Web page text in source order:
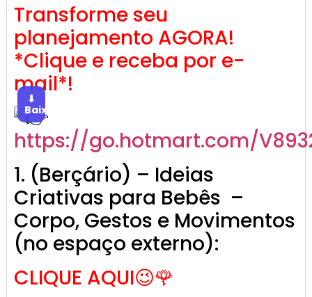
Transforme seu
planejamento AGORA!
*Clique e receba por e-
mail*!
⬇
Baixar
https://go.hotmart.com/
1. (Berçário) – Ideias
Criativas para Bebês –
Corpo, Gestos e Movimentos
(no espaço externo):
CLIQUE AQUI😉🌹